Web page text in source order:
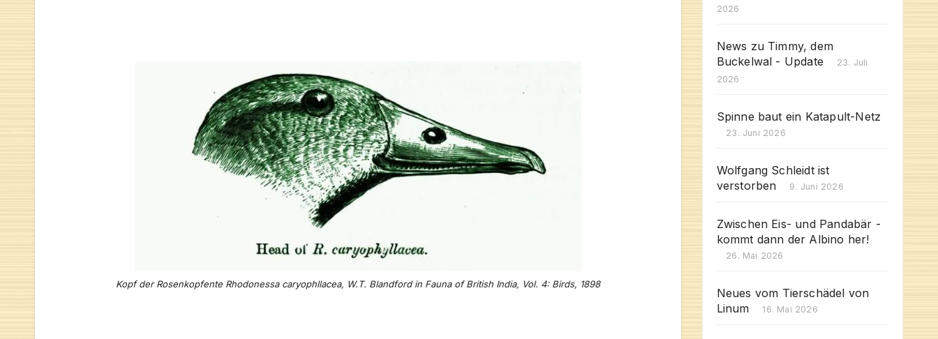
Kopf der Rosenkopfente Rhodonessa caryophllacea, W.T. Blandford in Fauna of British India, Vol. 4: Birds, 1898
2026
News zu Timmy, dem
Buckelwal - Update
23. Juli
2026
Spinne baut ein Katapult-Netz
23. Juni 2026
Wolfgang Schleidt ist
verstorben
9. Juni 2026
Zwischen Eis- und Pandabär -
kommt dann der Albino her!
26. Mai 2026
Neues vom Tierschädel von
Linum
16. Mai 2026